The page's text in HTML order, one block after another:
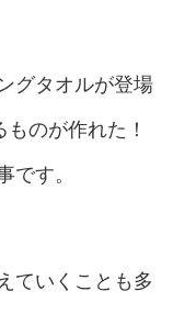
グタオルが登場
のが作れた！
です。
ていくことも多